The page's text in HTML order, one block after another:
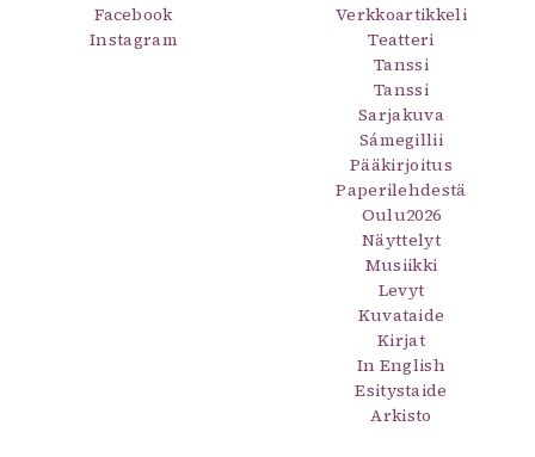
Facebook
Instagram
Verkkoartikkeli
Teatteri
Tanssi
Tanssi
Sarjakuva
Sámegillii
Pääkirjoitus
Paperilehdestä
Oulu2026
Näyttelyt
Musiikki
Levyt
Kuvataide
Kirjat
In English
Esitystaide
Arkisto